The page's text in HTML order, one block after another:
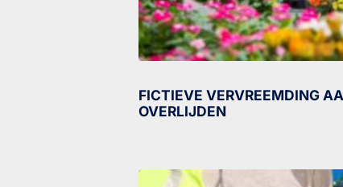
FICTIEVE VERVREEMDING
OVERLIJDEN